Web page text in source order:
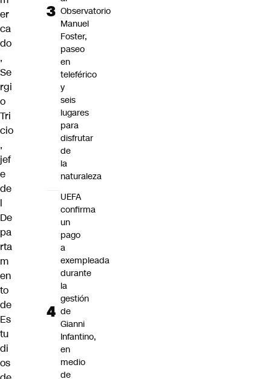
er
ca
do
,
Se
rgi
o
Tri
cio
,
jef
e
de
l
De
pa
rta
m
en
to
de
Es
tu
di
os
Observatorio
Manuel
Foster,
paseo
en
teleférico
y
seis
lugares
para
disfrutar
de
la
naturaleza
UEFA
confirma
un
pago
a
exempleada
durante
la
gestión
de
Gianni
Infantino,
en
medio
de